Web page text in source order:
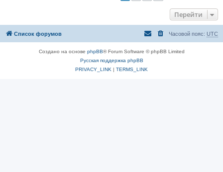
Перейти
Список форумов Часовой пояс: UTC
Создано на основе phpBB® Forum Software © phpBB Limited
Русская поддержка phpBB
PRIVACY_LINK | TERMS_LINK